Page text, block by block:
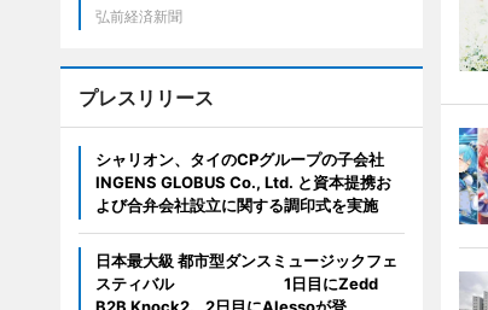
弘前経済新聞
プレスリリース
シャリオン、タイのCPグループの子会社
INGENS GLOBUS Co., Ltd. と資本提携お
よび合弁会社設立に関する調印式を実施
日本最大級 都市型ダンスミュージックフェ
スティバル 1日目にZedd